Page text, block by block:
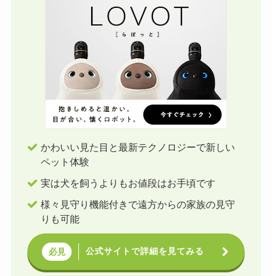
かわいい見た目と最新テクノロジーで新しい
ペット体験
実は犬を飼うよりもお値段はお手頃です
様々見守り機能付きで遠方からの家族の見守
りも可能
必見 公式サイトで詳細を見てみる